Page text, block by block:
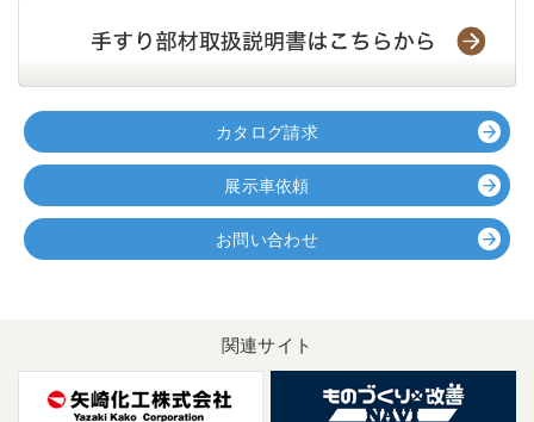
カタログ請求
展示車依頼
お問い合わせ
関連サイト